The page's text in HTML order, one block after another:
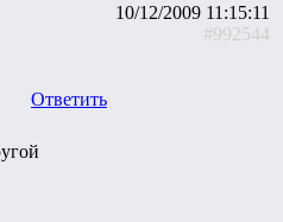
10/12/2009 11:15:11
#992544
Ответить